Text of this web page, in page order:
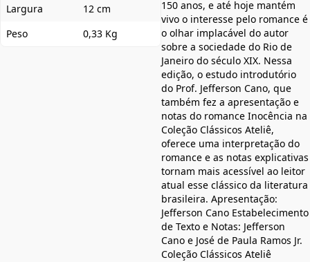
Largura
12 cm
Peso
0,33 Kg
150 anos, e até hoje mantém
vivo o interesse pelo romance é
o olhar implacável do autor
sobre a sociedade do Rio de
Janeiro do século XIX. Nessa
edição, o estudo introdutório
do Prof. Jefferson Cano, que
também fez a apresentação e
notas do romance Inocência na
Coleção Clássicos Ateliê,
oferece uma interpretação do
romance e as notas explicativas
tornam mais acessível ao leitor
atual esse clássico da literatura
brasileira. Apresentação:
Jefferson Cano Estabelecimento
de Texto e Notas: Jefferson
Cano e José de Paula Ramos Jr.
Coleção Clássicos Ateliê